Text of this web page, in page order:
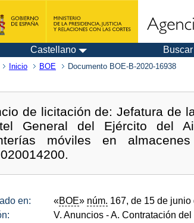
Castellano Buscar
Inicio BOE Documento BOE-B-2020-16938
de licitación de: Jefatura de
General del Ejército del
móviles en
en: «BOE» núm. 167, de 15 de
V. Anuncios - A. Contratación